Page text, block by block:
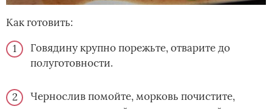
Как готовить:
Говядину крупно порежьте, отварите до
полуготовности.
Чернослив помойте, морковь почистите,